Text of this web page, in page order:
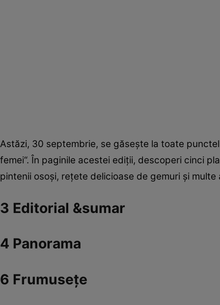
Astăzi, 30 septembrie, se găseşte la toate
femei“. În paginile acestei ediţii, descoperi cinci
pintenii osoşi, reţete delicioase de gemuri şi multe
3 Editorial &sumar
4 Panorama
6 Frumuseţe